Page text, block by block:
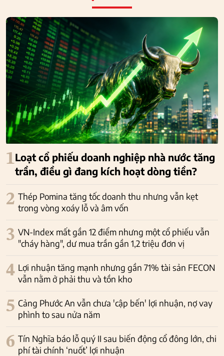
1Loạt cổ phiếu doanh nghiệp nhà nước tăng
trần, điều gì đang kích hoạt dòng tiền?
2 Thép Pomina tăng tốc doanh thu nhưng vẫn kẹt
trong vòng xoáy lỗ và âm vốn
3 VN-Index mất gần 12 điểm nhưng một cổ phiếu vẫn
"cháy hàng", dư mua trần gần 1,2 triệu đơn vị
4 Lợi nhuận tăng mạnh nhưng gần 71% tài sản FECON
vẫn nằm ở phải thu và tồn kho
5 Cảng Phước An vẫn chưa 'cập bến' lợi nhuận, nợ vay
phình to sau nửa năm
6 Tín Nghĩa báo lỗ quý II sau biến động cổ đông lớn, chi
phí tài chính ‘nuốt’ lợi nhuận